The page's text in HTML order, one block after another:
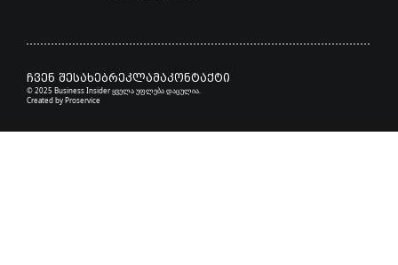
ჩვენ შესახებრეკლამაკონტაქტი
© 2025 Business Insider ყველა უფლება დაცულია.
Created byProservice